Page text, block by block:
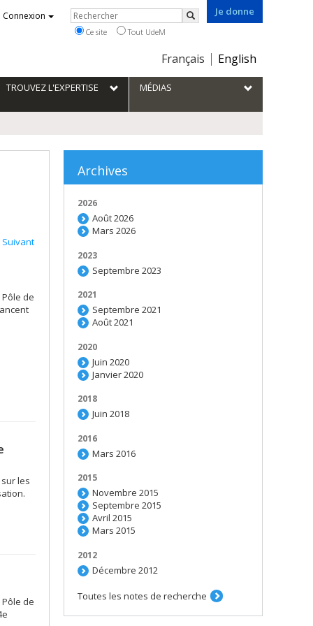
Je donne
Choix
la
langue
Français English
Connexion Rechercher
Rechercher
Ce site Tout UdeM
TROUVEZ L'EXPERTISE MÉDIAS
Suivant
Pôle de
les
Pôle de
Archives
2026
Août 2026
Mars 2026
2023
Septembre 2023
2021
Septembre 2021
Août 2021
2020
Juin 2020
Janvier 2020
2018
Juin 2018
2016
Mars 2016
2015
Novembre 2015
Septembre 2015
Avril 2015
Mars 2015
2012
Décembre 2012
Toutes les notes de recherche